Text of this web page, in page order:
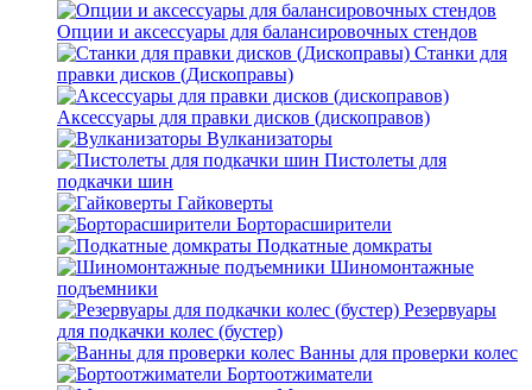
Опции и аксессуары для балансировочных стендов
Станки для
правки дисков (Дископравы)
Аксессуары для правки дисков (дископравов)
Вулканизаторы
Пистолеты для
подкачки шин
Гайковерты
Борторасширители
Подкатные домкраты
Шиномонтажные
подъемники
Резервуары
для подкачки колес (бустер)
Ванны для проверки колес
Бортоотжиматели